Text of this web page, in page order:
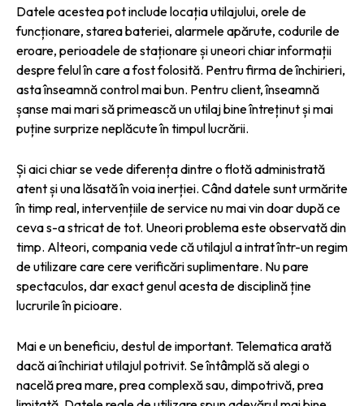
Datele acestea pot include locația utilajului, orele de
funcționare, starea bateriei, alarmele apărute, codurile de
eroare, perioadele de staționare și uneori chiar informații
despre felul în care a fost folosită. Pentru firma de închirieri,
asta înseamnă control mai bun. Pentru client, înseamnă
șanse mai mari să primească un utilaj bine întreținut și mai
puține surprize neplăcute în timpul lucrării.
Și aici chiar se vede diferența dintre o flotă administrată
atent și una lăsată în voia inerției. Când datele sunt urmărite
în timp real, intervențiile de service nu mai vin doar după ce
ceva s-a stricat de tot. Uneori problema este observată din
timp. Alteori, compania vede că utilajul a intrat într-un regim
de utilizare care cere verificări suplimentare. Nu pare
spectaculos, dar exact genul acesta de disciplină ține
lucrurile în picioare.
Mai e un beneficiu, destul de important. Telematica arată
dacă ai închiriat utilajul potrivit. Se întâmplă să alegi o
nacelă prea mare, prea complexă sau, dimpotrivă, prea